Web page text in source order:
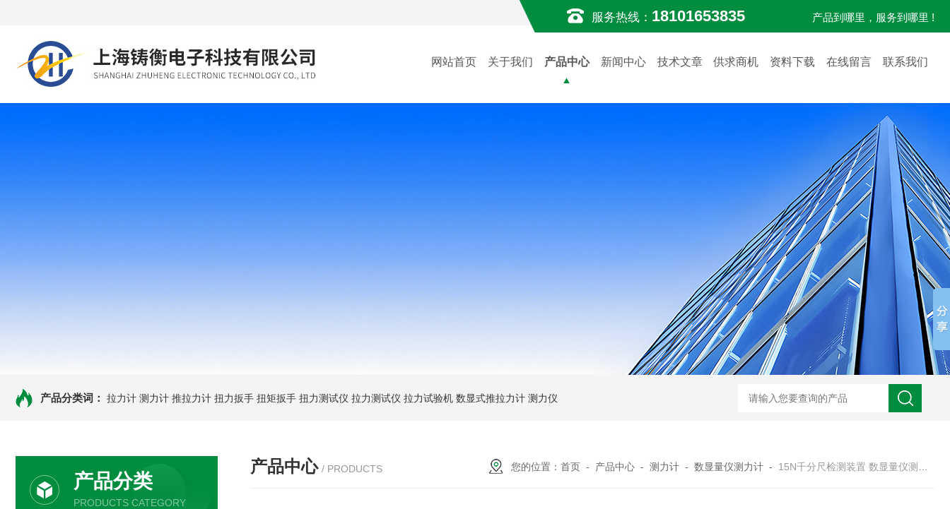
服务热线： 18101653835 产品到哪里，服务到哪里 !
网站首页 关于我们 产品中心 新闻中心 技术文章 供求商机 资料下载 在线留言 联系我们
产品分类词： 拉力计 测力计 推拉力计 扭力扳手 扭矩扳手 扭力测试仪 拉力测试仪 拉力试验机 数显式推拉力计 测力仪
产品分类
PRODUCTS CATEGORY
产品中心 / PRODUCTS 您的位置：首页 - 产品中心 -测力计 -数显量仪测力计 - 15N千分尺检测装置 数显量仪测力计